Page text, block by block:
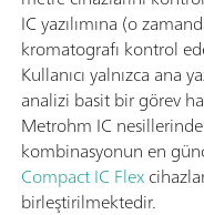
IC yazılımına (o
kromatografı kontrol
Kullanıcı yalnızca ana
analizi basit bir görev
Metrohm IC
kombinasyonun en
Compact IC Flex
birleştirilmektedir.